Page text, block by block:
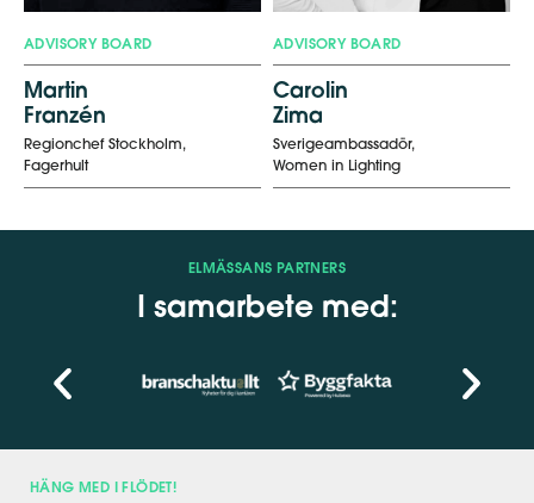
ADVISORY BOARD
Martin
Franzén
Regionchef Stockholm,
Fagerhult
ADVISORY BOARD
Carolin
Zima
Sverigeambassadör,
Women in Lighting
ELMÄSSANS PARTNERS
I samarbete med:
HÄNG MED I FLÖDET!